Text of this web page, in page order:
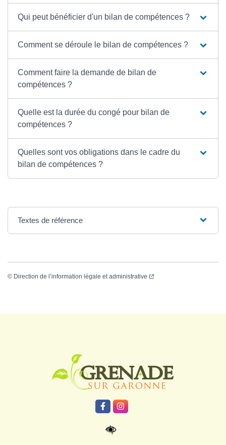
Qui peut bénéficier d'un bilan de compétences ?
Comment se déroule le bilan de compétences ?
Comment faire la demande de bilan de
compétences ?
Quelle est la durée du congé pour bilan de
compétences ?
Quelles sont vos obligations dans le cadre du
bilan de compétences ?
Textes de référence
© Direction de l’information légale et administrative
Lien vers le compte Facebook
Lien vers le compte